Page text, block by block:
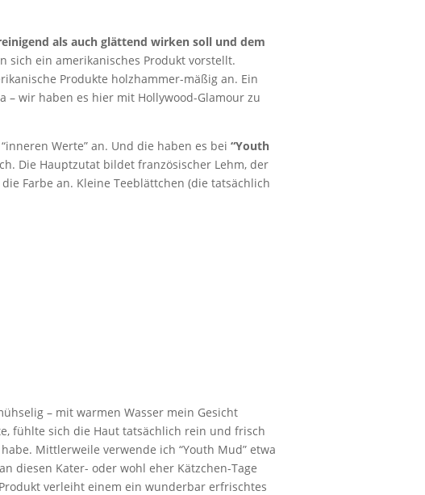
als auch glättend wirken soll und dem
sich ein amerikanisches Produkt vorstellt.
Produkte holzhammer-mäßig an. Ein
– wir haben es hier mit Hollywood-Glamour zu
Werte” an. Und die haben es bei “Youth
Die Hauptzutat bildet französischer Lehm, der
Farbe an. Kleine Teeblättchen (die tatsächlich
– mit warmen Wasser mein Gesicht
fühlte sich die Haut tatsächlich rein und frisch
Mittlerweile verwende ich “Youth Mud” etwa
diesen Kater- oder wohl eher Kätzchen-Tage
verleiht einem ein wunderbar erfrischtes